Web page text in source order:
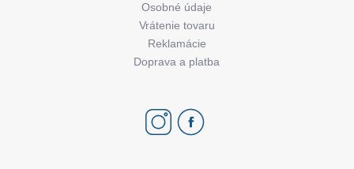
Osobné údaje
Vrátenie tovaru
Reklamácie
Doprava a platba